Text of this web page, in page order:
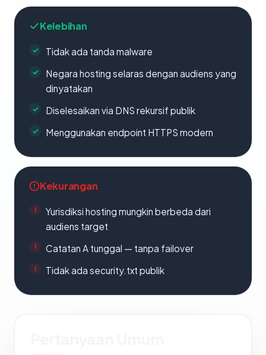
Kelebihan
Tidak ada tanda malware
Negara hosting selaras dengan audiens yang
dinyatakan
Diselesaikan via DNS rekursif publik
Menggunakan endpoint HTTPS modern
Kekurangan
Yurisdiksi hosting mungkin berbeda dari
audiens target
Catatan A tunggal — tanpa failover
Tidak ada security.txt publik